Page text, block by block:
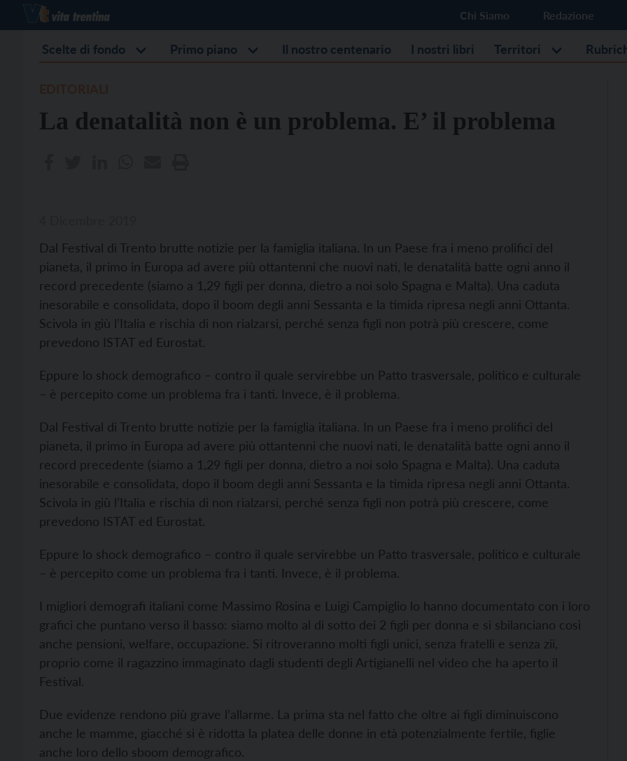
Chi Siamo Redazione
Scelte di fondo Primo piano Il nostro centenario I nostri libri Territori
La denatalità non è un problema. E’ il problema
Dal Festival di Trento brutte notizie per la famiglia italiana. In un Paese fra i meno prolifici del
pianeta, il primo in Europa ad avere più ottantenni che nuovi nati, le denatalità batte ogni anno il
record precedente (siamo a 1,29 figli per donna, dietro a noi solo Spagna e Malta). Una caduta
inesorabile e consolidata, dopo il boom degli anni Sessanta e la timida ripresa negli anni Ottanta.
Scivola in giù l’Italia e rischia di non rialzarsi, perché senza figli non potrà più crescere, come
prevedono ISTAT ed Eurostat.
Eppure lo shock demografico – contro il quale servirebbe un Patto trasversale, politico e culturale
– è percepito come un problema fra i tanti. Invece, è il problema.
Dal Festival di Trento brutte notizie per la famiglia italiana. In un Paese fra i meno prolifici del
pianeta, il primo in Europa ad avere più ottantenni che nuovi nati, le denatalità batte ogni anno il
record precedente (siamo a 1,29 figli per donna, dietro a noi solo Spagna e Malta). Una caduta
inesorabile e consolidata, dopo il boom degli anni Sessanta e la timida ripresa negli anni Ottanta.
Scivola in giù l’Italia e rischia di non rialzarsi, perché senza figli non potrà più crescere, come
prevedono ISTAT ed Eurostat.
Eppure lo shock demografico – contro il quale servirebbe un Patto trasversale, politico e culturale
– è percepito come un problema fra i tanti. Invece, è il problema.
I migliori demografi italiani come Massimo Rosina e Luigi Campiglio lo hanno documentato con i loro
grafici che puntano verso il basso: siamo molto al di sotto dei 2 figli per donna e si sbilanciano così
anche pensioni, welfare, occupazione. Si ritroveranno molti figli unici, senza fratelli e senza zii,
proprio come il ragazzino immaginato dagli studenti degli Artigianelli nel video che ha aperto il
Festival.
Due evidenze rendono più grave l’allarme. La prima sta nel fatto che oltre ai figli diminuiscono
anche le mamme, giacché si è ridotta la platea delle donne in età potenzialmente fertile, figlie
anche loro dello sboom demografico.